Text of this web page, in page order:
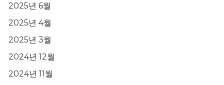
2025년 6월
2025년 4월
2025년 3월
2024년 12월
2024년 11월